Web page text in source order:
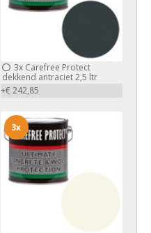
3xCarefree Protect
dekkend antraciet 2,5 ltr
+€ 242,85
3x